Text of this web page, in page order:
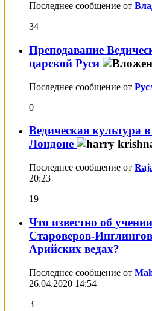
Последнее сообщение от
34
Преподавание
царской Руси
Последнее сообщение от
0
Ведическая культура
Лондоне
Последнее сообщение от
20:23
19
Что известно об
Староверов-
Арийских ведах?
Последнее сообщение от
26.04.2020 14:54
3